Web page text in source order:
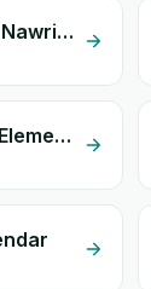
Mille CoLis + Al-Nawras (Nawris)
Mille CoLis + Wordpress Elementor